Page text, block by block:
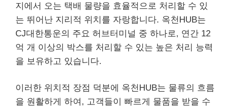
지에서 오는 택배 물량을 효율적으로 처리할 수 있
는 뛰어난 지리적 위치를 자랑합니다. 옥천HUB는
CJ대한통운의 주요 허브터미널 중 하나로, 연간 12
억 개 이상의 박스를 처리할 수 있는 높은 처리 능력
을 보유하고 있습니다.
이러한 위치적 장점 덕분에 옥천HUB는 물류의 흐름
을 원활하게 하여, 고객들이 빠르게 물품을 받을 수